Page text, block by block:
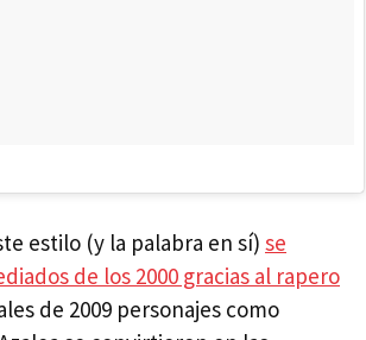
estilo (y la palabra en sí) se
de los 2000 gracias al rapero
de 2009 personajes como